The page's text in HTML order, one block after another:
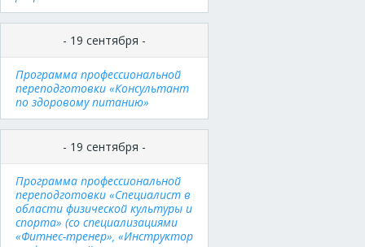
- 19 сентября -
Программа профессиональной
переподготовки «Консультант
по здоровому питанию»
- 19 сентября -
Программа профессиональной
переподготовки «Специалист в
области физической культуры и
спорта» (со специализациями
«Фитнес-тренер», «Инструктор